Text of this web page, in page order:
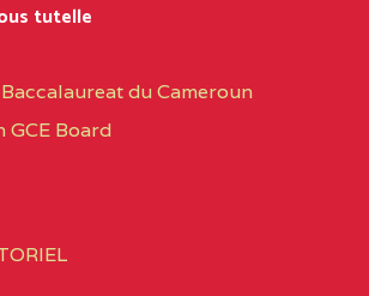
COLLEGE PRIVE LAIC
SAINT MICHEL
tutelle
du Cameroun
GCE Board